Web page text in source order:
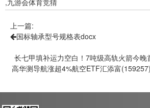
,九游会体育竞猜
上一篇:
国标轴承型号规格表docx
长七甲填补运力空白！7吨级高轨火箭今晚
高华测导航涨超4%航空ETF汇添富